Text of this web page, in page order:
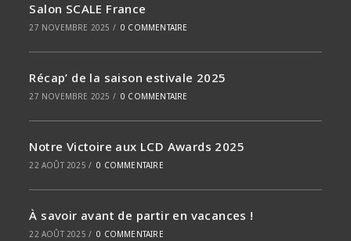
Salon SCALE France
27 NOVEMBRE 2025 / 0 COMMENTAIRE
Récap’ de la saison estivale 2025
27 NOVEMBRE 2025 / 0 COMMENTAIRE
Notre Victoire aux LCD Awards 2025
22 AOÛT 2025 / 0 COMMENTAIRE
À savoir avant de partir en vacances !
22 AOÛT 2025 / 0 COMMENTAIRE